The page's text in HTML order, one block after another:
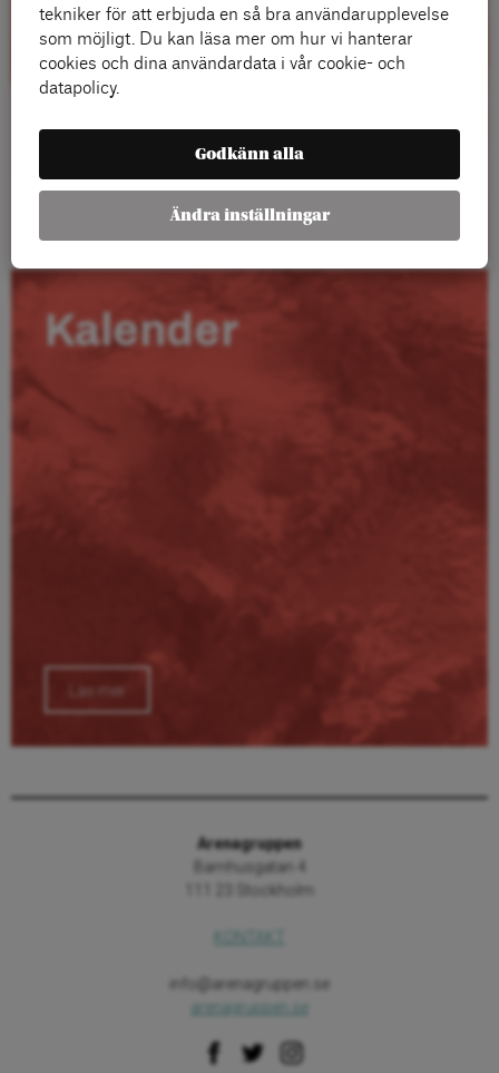
Kalender
Läs mer
Arenagruppen
Barnhusgatan 4
111 23 Stockholm
info@arenagruppen.se
arenagruppen.se
tekniker för att erbjuda en så bra användarupplevelse
som möjligt. Du kan läsa mer om hur vi hanterar
cookies och dina användardata i vår cookie- och
datapolicy.
Godkänn alla
Ändra inställningar